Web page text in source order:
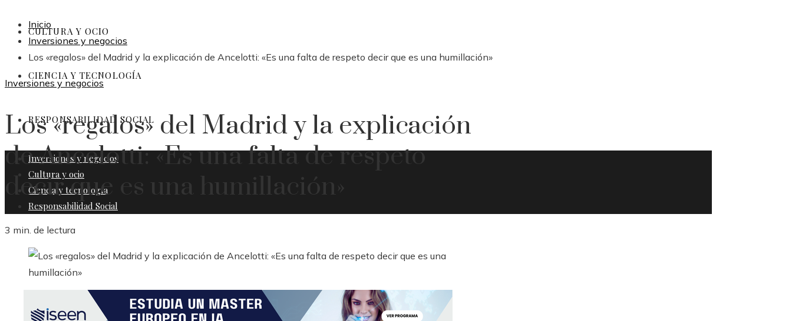
CULTURA Y OCIO
CIENCIA Y TECNOLOGÍA
RESPONSABILIDAD SOCIAL
Inversiones y negocios
Cultura y ocio
Ciencia y tecnología
Responsabilidad Social
Inicio
Inversiones y negocios
Los «regalos» del Madrid y la explicación de Ancelotti: «Es una falta de respeto decir que es una humillación»
Inversiones y negocios
Los «regalos» del Madrid y la explicación
de Ancelotti: «Es una falta de respeto
decir que es una humillación»
3 min. de lectura